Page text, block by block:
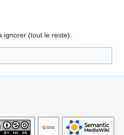
(tout le reste).